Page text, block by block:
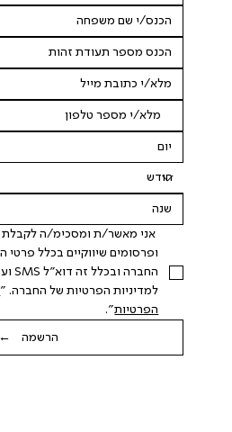
למדיניות הפרטיות של החברה. "
הפרטיות".
הרשמה ←